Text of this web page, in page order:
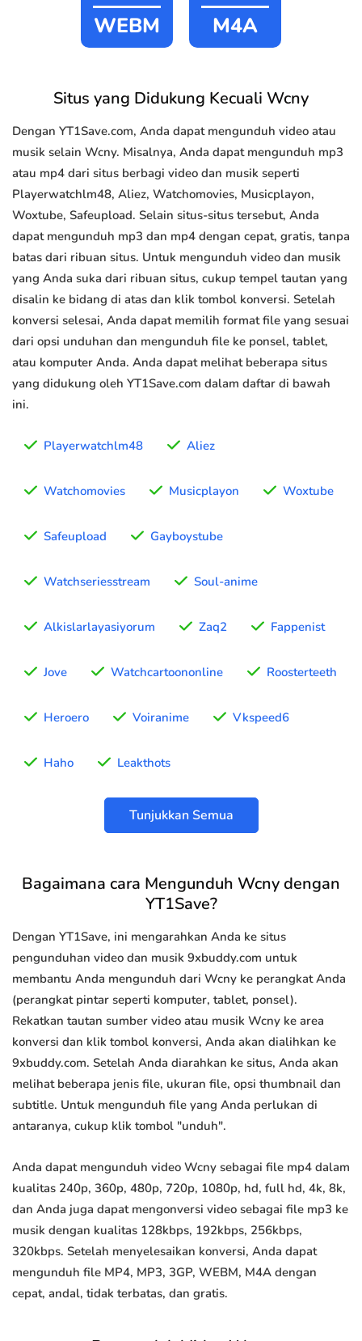
WEBM M4A
Situs yang Didukung Kecuali Wcny
Dengan YT1Save.com, Anda dapat mengunduh video atau
musik selain Wcny. Misalnya, Anda dapat mengunduh mp3
atau mp4 dari situs berbagi video dan musik seperti
Playerwatchlm48, Aliez, Watchomovies, Musicplayon,
Woxtube, Safeupload. Selain situs-situs tersebut, Anda
dapat mengunduh mp3 dan mp4 dengan cepat, gratis, tanpa
batas dari ribuan situs. Untuk mengunduh video dan musik
yang Anda suka dari ribuan situs, cukup tempel tautan yang
disalin ke bidang di atas dan klik tombol konversi. Setelah
konversi selesai, Anda dapat memilih format file yang sesuai
dari opsi unduhan dan mengunduh file ke ponsel, tablet,
atau komputer Anda. Anda dapat melihat beberapa situs
yang didukung oleh YT1Save.com dalam daftar di bawah
ini.
Playerwatchlm48 Aliez
Watchomovies Musicplayon Woxtube
Safeupload Gayboystube
Watchseriesstream Soul-anime
Alkislarlayasiyorum Zaq2 Fappenist
Jove Watchcartoononline Roosterteeth
Heroero Voiranime Vkspeed6
Haho Leakthots
Tunjukkan Semua
Bagaimana cara Mengunduh Wcny dengan
YT1Save?
Dengan YT1Save, ini mengarahkan Anda ke situs
pengunduhan video dan musik 9xbuddy.com untuk
membantu Anda mengunduh dari Wcny ke perangkat Anda
(perangkat pintar seperti komputer, tablet, ponsel).
Rekatkan tautan sumber video atau musik Wcny ke area
konversi dan klik tombol konversi, Anda akan dialihkan ke
9xbuddy.com. Setelah Anda diarahkan ke situs, Anda akan
melihat beberapa jenis file, ukuran file, opsi thumbnail dan
subtitle. Untuk mengunduh file yang Anda perlukan di
antaranya, cukup klik tombol "unduh".
Anda dapat mengunduh video Wcny sebagai file mp4 dalam
kualitas 240p, 360p, 480p, 720p, 1080p, hd, full hd, 4k, 8k,
dan Anda juga dapat mengonversi video sebagai file mp3 ke
musik dengan kualitas 128kbps, 192kbps, 256kbps,
320kbps. Setelah menyelesaikan konversi, Anda dapat
mengunduh file MP4, MP3, 3GP, WEBM, M4A dengan
cepat, andal, tidak terbatas, dan gratis.